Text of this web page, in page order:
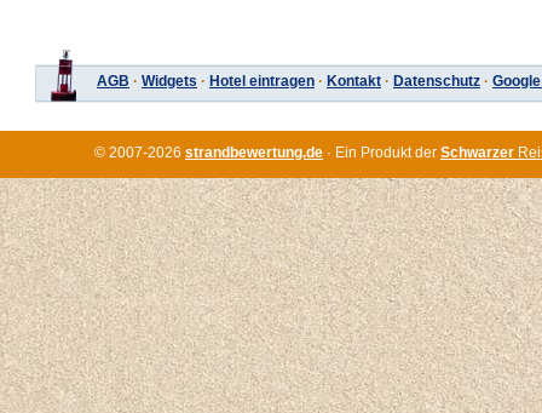
AGB · Widgets · Hotel eintragen · Kontakt · Datenschutz ·
© 2007-2026 strandbewertung.de · Ein Produkt der Schwarzer